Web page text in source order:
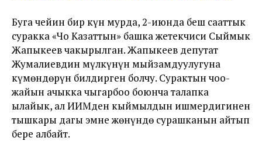
Буга чейин бир күн мурда, 2-июнда беш сааттык
суракка «Чоң Казаттын» башка жетекчиси Сыймык
Жапыкеев чакырылган. Жапыкеев депутат
Жумалиевдин мүлкүнүн мыйзамдуулугуна
күмөндөрүн билдирген болчу. Сурактын чоо-
жайын ачыкка чыгарбоо боюнча талапка
ылайык, ал ИИМден кыймылдын ишмердигинен
тышкары дагы эмне жөнүндө сурашканын айтып
бере албайт.